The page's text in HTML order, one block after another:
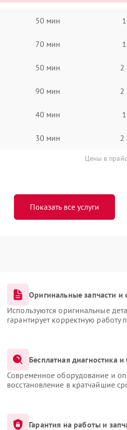
50 мин
70 мин
50 мин 2
90 мин 2
40 мин
30 мин 2
Цены в
Показать все услуги
Оригинальные запчасти
Используются оригинальные
гарантирует корректную работу
Бесплатная диагностика
Современное оборудование и
восстановление в кратчайшие
Гарантия на работы и